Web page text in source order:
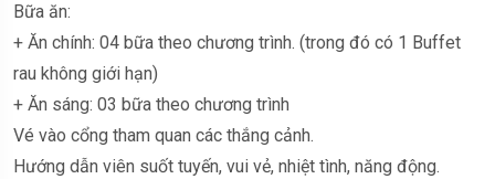
Bữa ăn:
+ Ăn chính: 04 bữa theo chương trình. (trong đó có 1 Buffet
rau không giới hạn)
+ Ăn sáng: 03 bữa theo chương trình
Vé vào cổng tham quan các thắng cảnh.
Hướng dẫn viên suốt tuyến, vui vẻ, nhiệt tình, năng động.